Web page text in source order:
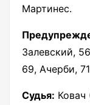
Мартинес.
Залевский,
69, Ачерби,
Судья: